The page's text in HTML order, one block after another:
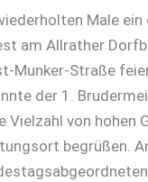
Male ein
am Allrather
Munker-Straße
der 1.
Vielzahl von hohen
begrüßen.